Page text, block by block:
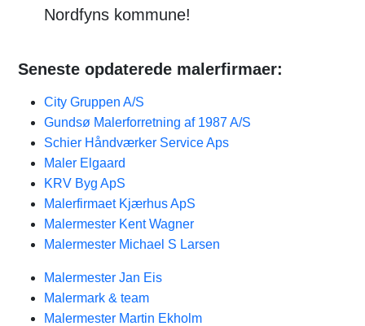
Nordfyns kommune!
Seneste opdaterede malerfirmaer:
City Gruppen A/S
Gundsø Malerforretning af 1987 A/S
Schier Håndværker Service Aps
Maler Elgaard
KRV Byg ApS
Malerfirmaet Kjærhus ApS
Malermester Kent Wagner
Malermester Michael S Larsen
Malermester Jan Eis
Malermark & team
Malermester Martin Ekholm